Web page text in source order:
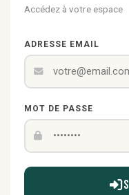
Accédez à votre espace
ADRESSE EMAIL
MOT DE PASSE